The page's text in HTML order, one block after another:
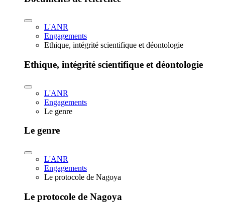
L'ANR
Engagements
Ethique, intégrité scientifique et déontologie
Ethique, intégrité scientifique et déontologie
L'ANR
Engagements
Le genre
Le genre
L'ANR
Engagements
Le protocole de Nagoya
Le protocole de Nagoya